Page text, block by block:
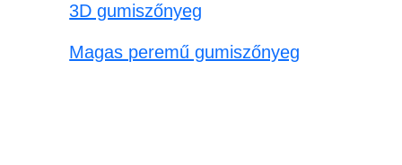
3D gumiszőnyeg
Magas peremű gumiszőnyeg